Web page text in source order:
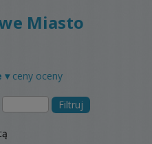
Miasto
▾ ceny oceny
Filtruj